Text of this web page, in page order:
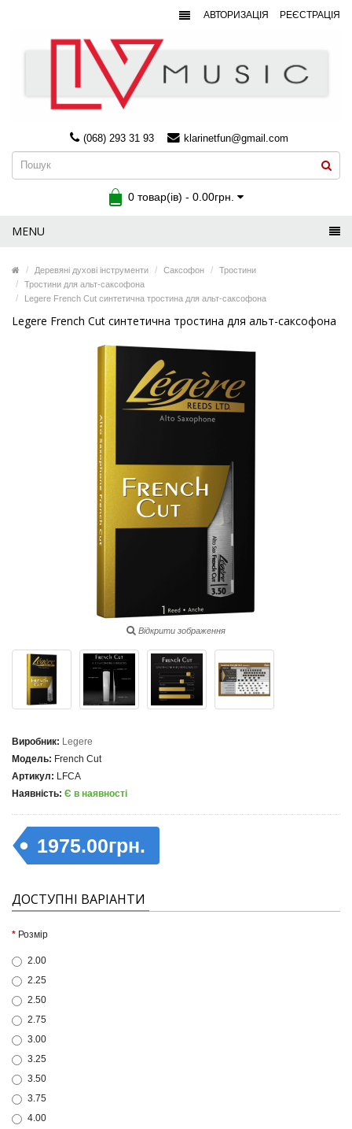
АВТОРИЗАЦІЯ РЕЄСТРАЦІЯ
(068) 293 31 93 klarinetfun@gmail.com
0 товар(ів) - 0.00грн.
MENU
Деревяні духові інструменти Саксофон
Тростини
Тростини для альт-саксофона
Legere French Cut синтетична тростина для альт-саксофона
Legere French Cut синтетична тростина для альт-саксофона
Відкрити зображення
Виробник: Legere
Модель: French Cut
Артикул: LFCA
Наявність: Є в наявності
1975.00грн.
ДОСТУПНІ ВАРІАНТИ
Розмір
2.00
2.25
2.50
2.75
3.00
3.25
3.50
3.75
4.00